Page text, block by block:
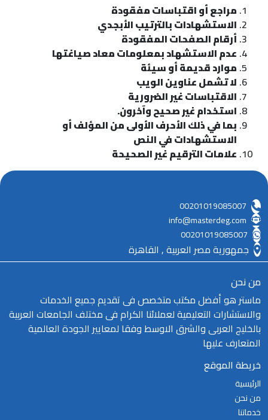
مراجع أو اقتباسات مفقودة
الاستشهادات بالترتيب الأبجدي
أرقام الصفحات المفقودة
عدم الاستشهاد بمعلومات معاد صياغتها
موارد قديمة أو سيئة
لا تشمل عناوين الويب
الاقتباسات غير الضرورية
استخدام غير صحيح وآخرون.
بما في ذلك الأحرف الأولى من المؤلف أو
الاستشهادات في النص
علامات الترقيم غير الصحيحة
00201019085007
info@masterdeg.com
00201019085007
جمهورية مصر العربية , القاهرة
من نحن
ماستر هو أفضل مكتب متخصص فى تقديم جميع الخدمات
والاستشارات التعليمية لعملائنا الكرام فى مختلف الجامعات العربية
بالخليج العربى والشرق الاوسط وفقا لمعايير الجودة العالمية
المتعارف عليها
خريطة الموقع
الرئيسية
من نحن
خدماتنا